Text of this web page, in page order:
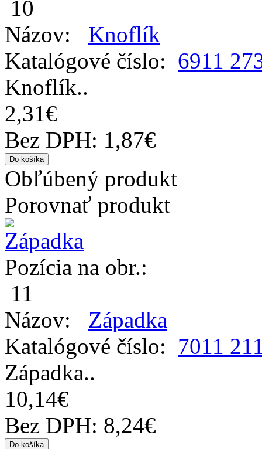
10
Názov: Knoflík
Katalógové číslo: 6911
Knoflík..
2,31€
Bez DPH: 1,87€
Obľúbený produkt
Porovnať produkt
Pozícia na obr.:
11
Názov: Západka
Katalógové číslo: 7011
Západka..
10,14€
Bez DPH: 8,24€